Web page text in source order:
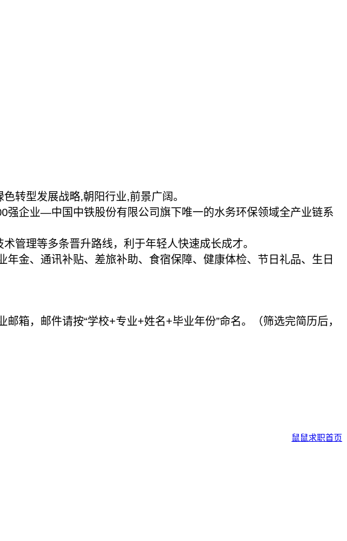
转型发展战略,朝阳行业,前景广阔。
强企业—中国中铁股份有限公司旗下唯一的水务环保领域全产业链系
管理等多条晋升路线，利于年轻人快速成长成才。
金、通讯补贴、差旅补助、食宿保障、健康体检、节日礼品、生日
箱，邮件请按“学校+专业+姓名+毕业年份”命名。（筛选完简历后，
鼠鼠求职首页